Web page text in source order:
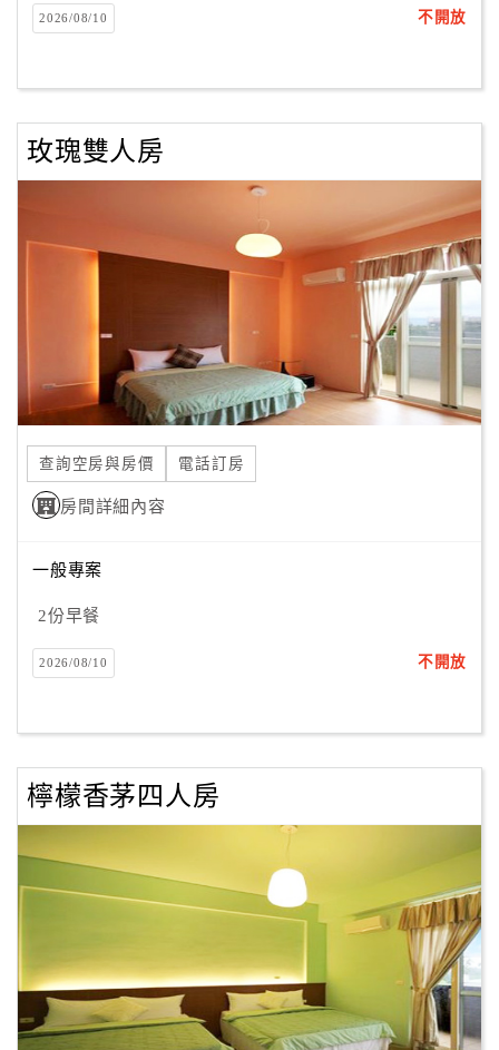
戶
客
服
聯
服
紅
利
查
訂
房
Q&A
旅
卡
房
款
收
據
2026/08/10 不開放
玫瑰雙人房
查詢空房與房價 電話訂房
房間詳細內容
一般專案
2份早餐
2026/08/10 不開放
檸檬香茅四人房